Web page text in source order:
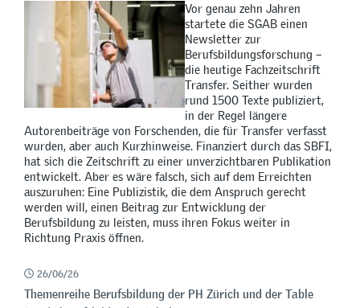
Vor genau zehn Jahren
startete die SGAB einen
Newsletter zur
Berufsbildungsforschung –
die heutige Fachzeitschrift
Transfer. Seither wurden
rund 1500 Texte publiziert,
in der Regel längere
Autorenbeiträge von Forschenden, die für Transfer verfasst
wurden, aber auch Kurzhinweise. Finanziert durch das SBFI,
hat sich die Zeitschrift zu einer unverzichtbaren Publikation
entwickelt. Aber es wäre falsch, sich auf dem Erreichten
auszuruhen: Eine Publizistik, die dem Anspruch gerecht
werden will, einen Beitrag zur Entwicklung der
Berufsbildung zu leisten, muss ihren Fokus weiter in
Richtung Praxis öffnen.
26/06/26
Themenreihe Berufsbildung der PH Zürich und der Table